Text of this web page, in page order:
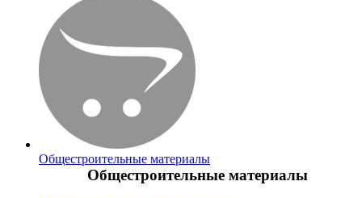
Общестроительные материалы
Общестроительные материалы